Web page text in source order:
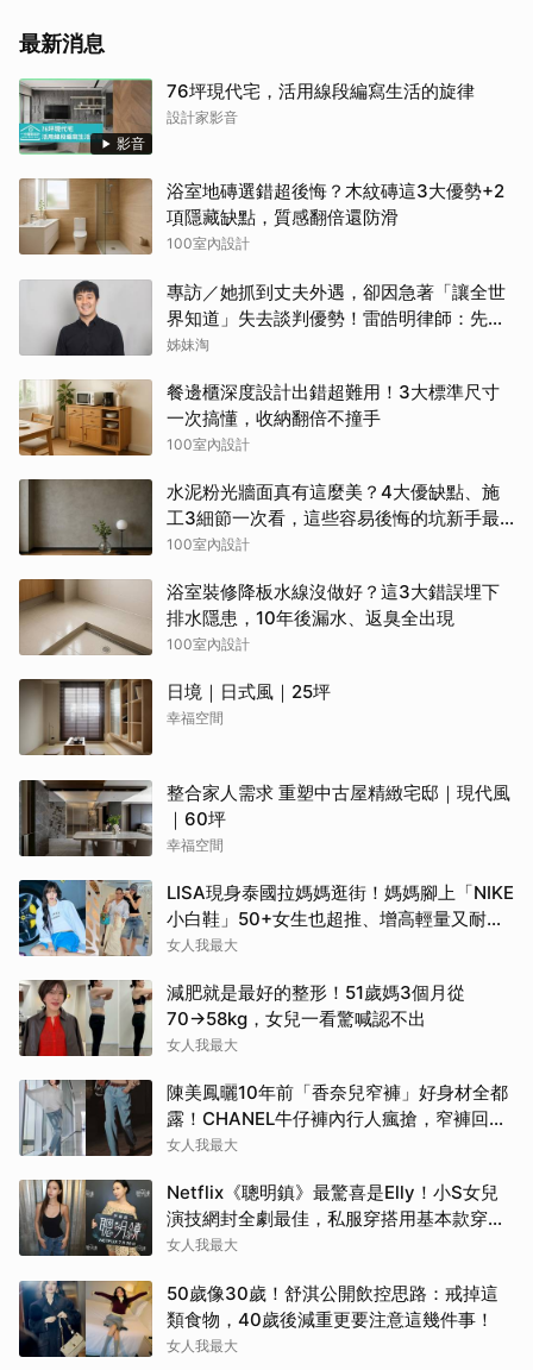
最新消息
影音
76坪現代宅，活用線段編寫生活的旋律
設計家影音
浴室地磚選錯超後悔？木紋磚這3大優勢+2
項隱藏缺點，質感翻倍還防滑
100室內設計
專訪／她抓到丈夫外遇，卻因急著「讓全世
界知道」失去談判優勢！雷皓明律師：先守
住證據，才有選擇
姊妹淘
餐邊櫃深度設計出錯超難用！3大標準尺寸
一次搞懂，收納翻倍不撞手
100室內設計
水泥粉光牆面真有這麼美？4大優缺點、施
工3細節一次看，這些容易後悔的坑新手最
常踩
100室內設計
浴室裝修降板水線沒做好？這3大錯誤埋下
排水隱患，10年後漏水、返臭全出現
100室內設計
日境｜日式風｜25坪
幸福空間
整合家人需求 重塑中古屋精緻宅邸｜現代風
｜60坪
幸福空間
LISA現身泰國拉媽媽逛街！媽媽腳上「NIKE
小白鞋」50+女生也超推、增高輕量又耐
走！
女人我最大
減肥就是最好的整形！51歲媽3個月從
70→58kg，女兒一看驚喊認不出
女人我最大
陳美鳳曬10年前「香奈兒窄褲」好身材全都
露！CHANEL牛仔褲內行人瘋搶，窄褲回歸
必看這幾條
女人我最大
Netflix《聰明鎮》最驚喜是Elly！小S女兒
演技網封全劇最佳，私服穿搭用基本款穿出
高級感
女人我最大
50歲像30歲！舒淇公開飲控思路：戒掉這
類食物，40歲後減重更要注意這幾件事！
女人我最大